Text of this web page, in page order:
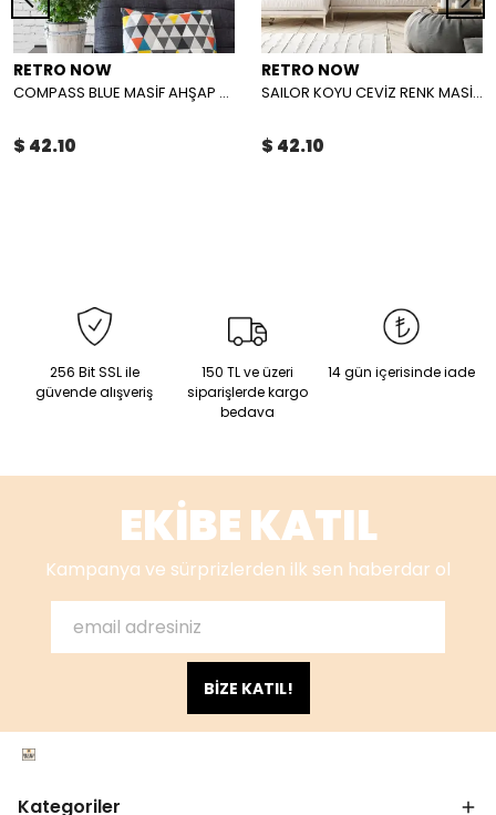
RETRO NOW
COMPASS BLUE MASİF AHŞAP TABLO
$ 42.10
RETRO NOW
SAILOR KOYU CEVİZ RENK MASİF AHŞAP TABLO
$ 42.10
256 Bit SSL ile
güvende alışveriş
150 TL ve üzeri
siparişlerde kargo
bedava
14 gün içerisinde iade
EKİBE KATIL
Kampanya ve sürprizlerden ilk sen haberdar ol
BİZE KATIL!
Kategoriler